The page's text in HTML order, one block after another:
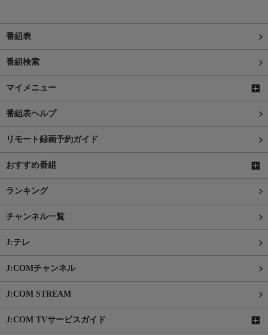
番組表
番組検索
マイメニュー
番組表ヘルプ
リモート録画予約ガイド
おすすめ番組
ランキング
チャンネル一覧
J:テレ
J:COMチャンネル
J:COM STREAM
J:COM TVサービスガイド